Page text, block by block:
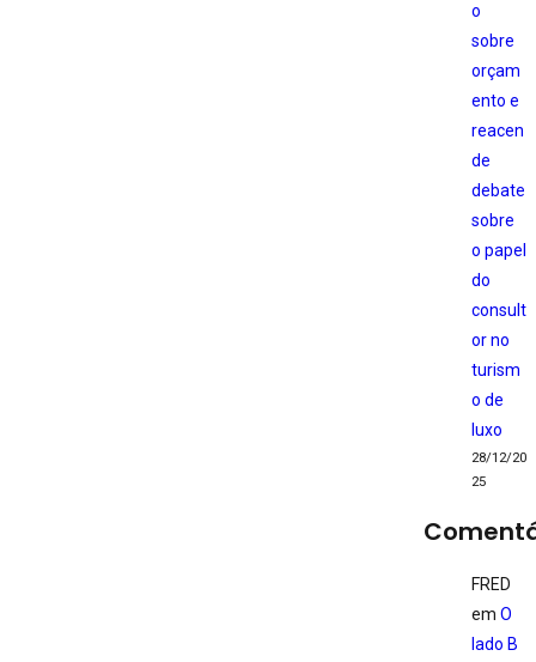
o
sobre
orçam
ento e
reacen
de
debate
sobre
o papel
do
consult
or no
turism
o de
luxo
28/12/20
25
FRED
em O
lado B